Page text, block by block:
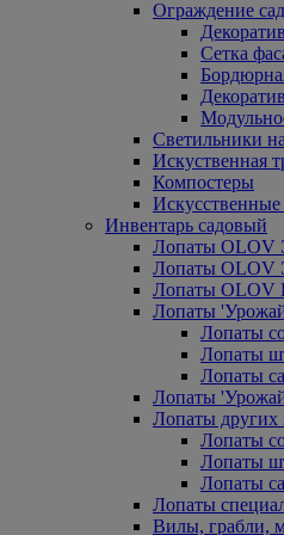
Ограждение
Сетка
Светильники
Искуственная
Компостеры
Инвентарь садовый
Лопаты OLOV
Лопаты OLOV
Лопаты OLOV
Лопаты
Лопаты
Лопаты
Лопаты
Лопаты
Лопаты других
Лопаты
Лопаты
Лопаты
Лопаты
Вилы, грабли,